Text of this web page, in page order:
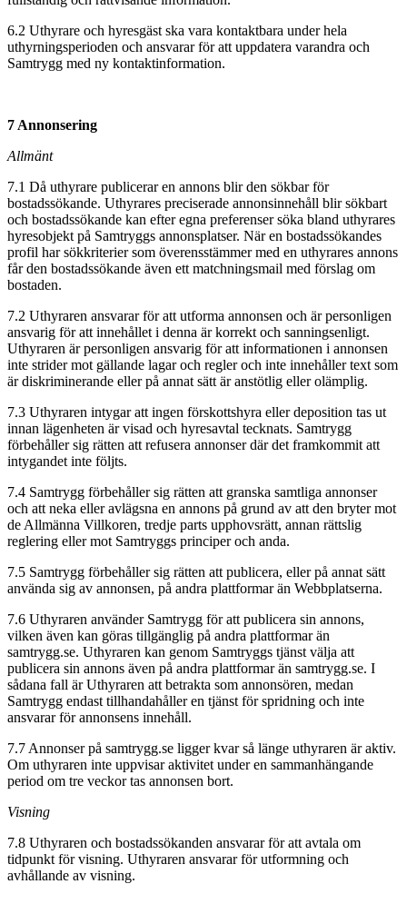
6.2 Uthyrare och hyresgäst ska vara kontaktbara under hela
uthyrningsperioden och ansvarar för att uppdatera varandra och
Samtrygg med ny kontaktinformation.
7 Annonsering
Allmänt
7.1 Då uthyrare publicerar en annons blir den sökbar för
bostadssökande. Uthyrares preciserade annonsinnehåll blir sökbart
och bostadssökande kan efter egna preferenser söka bland uthyrares
hyresobjekt på Samtryggs annonsplatser. När en bostadssökandes
profil har sökkriterier som överensstämmer med en uthyrares annons
får den bostadssökande även ett matchningsmail med förslag om
bostaden.
7.2 Uthyraren ansvarar för att utforma annonsen och är personligen
ansvarig för att innehållet i denna är korrekt och sanningsenligt.
Uthyraren är personligen ansvarig för att informationen i annonsen
inte strider mot gällande lagar och regler och inte innehåller text som
är diskriminerande eller på annat sätt är anstötlig eller olämplig.
7.3 Uthyraren intygar att ingen förskottshyra eller deposition tas ut
innan lägenheten är visad och hyresavtal tecknats. Samtrygg
förbehåller sig rätten att refusera annonser där det framkommit att
intygandet inte följts.
7.4 Samtrygg förbehåller sig rätten att granska samtliga annonser
och att neka eller avlägsna en annons på grund av att den bryter mot
de Allmänna Villkoren, tredje parts upphovsrätt, annan rättslig
reglering eller mot Samtryggs principer och anda.
7.5 Samtrygg förbehåller sig rätten att publicera, eller på annat sätt
använda sig av annonsen, på andra plattformar än Webbplatserna.
7.6 Uthyraren använder Samtrygg för att publicera sin annons,
vilken även kan göras tillgänglig på andra plattformar än
samtrygg.se. Uthyraren kan genom Samtryggs tjänst välja att
publicera sin annons även på andra plattformar än samtrygg.se. I
sådana fall är Uthyraren att betrakta som annonsören, medan
Samtrygg endast tillhandahåller en tjänst för spridning och inte
ansvarar för annonsens innehåll.
7.7 Annonser på samtrygg.se ligger kvar så länge uthyraren är aktiv.
Om uthyraren inte uppvisar aktivitet under en sammanhängande
period om tre veckor tas annonsen bort.
Visning
7.8 Uthyraren och bostadssökanden ansvarar för att avtala om
tidpunkt för visning. Uthyraren ansvarar för utformning och
avhållande av visning.